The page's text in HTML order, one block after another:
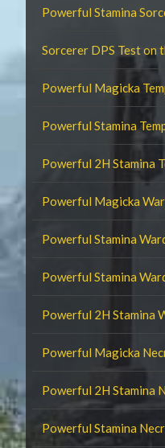
Powerful Stamina
Sorcerer DPS Test on
Powerful Magicka
Powerful Stamina
Powerful 2H Stamina
Powerful Magicka
Powerful Stamina
Powerful Stamina
Powerful 2H Stamina
Powerful Magicka
Powerful 2H Stamina
Powerful Stamina